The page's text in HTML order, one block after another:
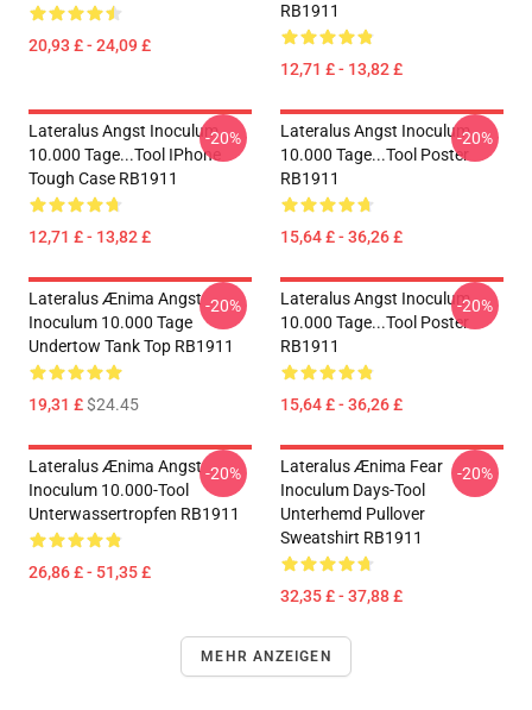
20,93 £ - 24,09 £
RB1911
12,71 £ - 13,82 £
Lateralus Angst Inoculum
10.000 Tage...tool IPhone
Tough Case RB1911
12,71 £ - 13,82 £
-20%
Lateralus Angst Inoculum
10.000 Tage...tool Poster
RB1911
15,64 £ - 36,26 £
-20%
Lateralus Ænima Angst
Inoculum 10.000 Tage
Undertow Tank Top RB1911
19,31 £$24.45
-20%
Lateralus Angst Inoculum
10.000 Tage...tool Poster
RB1911
15,64 £ - 36,26 £
-20%
Lateralus Ænima Angst
Inoculum 10.000-Tool
Unterwassertropfen RB1911
26,86 £ - 51,35 £
-20%
Lateralus Ænima Fear
Inoculum Days-Tool
Unterhemd Pullover
Sweatshirt RB1911
32,35 £ - 37,88 £
-20%
MEHR ANZEIGEN